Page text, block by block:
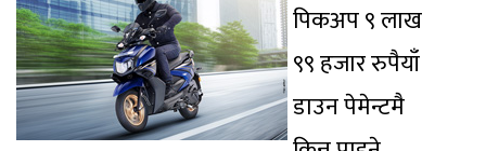
पिकअप ९ लाख
९९ हजार रुपैयाँ
डाउन पेमेन्टमै